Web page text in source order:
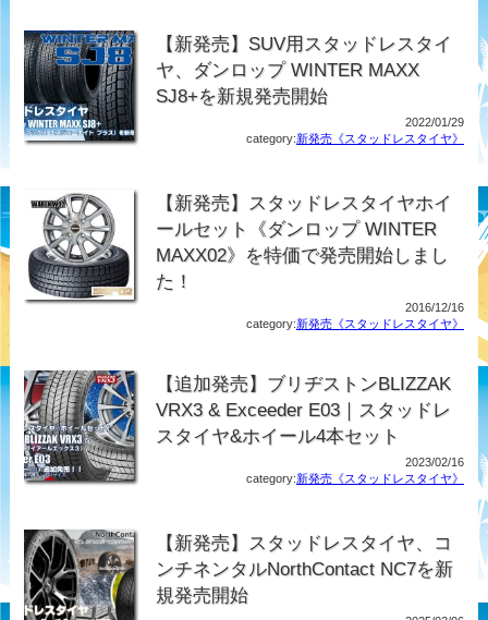
【新発売】SUV用スタッドレスタイ
ヤ、ダンロップ WINTER MAXX
SJ8+を新規発売開始
2022/01/29
category:新発売《スタッドレスタイヤ》
【新発売】スタッドレスタイヤホイ
ールセット《ダンロップ WINTER
MAXX02》を特価で発売開始しまし
た！
2016/12/16
category:新発売《スタッドレスタイヤ》
【追加発売】ブリヂストンBLIZZAK
VRX3 & Exceeder E03｜スタッドレ
スタイヤ&ホイール4本セット
2023/02/16
category:新発売《スタッドレスタイヤ》
【新発売】スタッドレスタイヤ、コ
ンチネンタルNorthContact NC7を新
規発売開始